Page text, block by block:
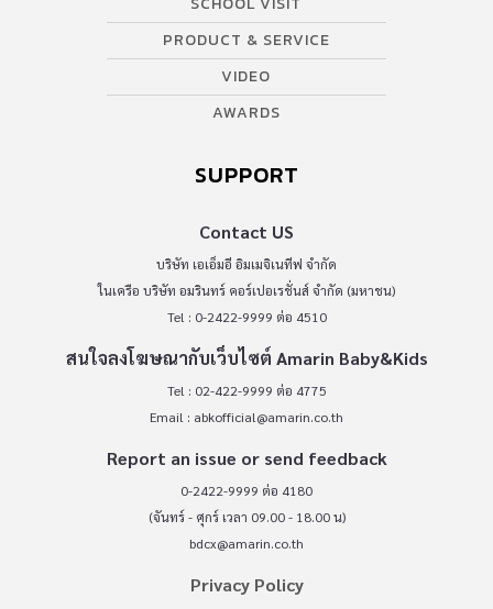
PRODUCT & SERVICE
VIDEO
AWARDS
SUPPORT
Contact US
บริษัท เอเอ็มอี อิมเมจิเนทีฟ จำกัด
ในเครือ บริษัท อมรินทร์ คอร์เปอเรชั่นส์ จำกัด (มหาชน)
Tel : 0-2422-9999 ต่อ 4510
สนใจลงโฆษณากับเว็บไซต์ Amarin Baby&Kids
Tel : 02-422-9999 ต่อ 4775
Email : abkofficial@amarin.co.th
Report an issue or send feedback
0-2422-9999 ต่อ 4180
(จันทร์ - ศุกร์ เวลา 09.00 - 18.00 น)
bdcx@amarin.co.th
Privacy Policy